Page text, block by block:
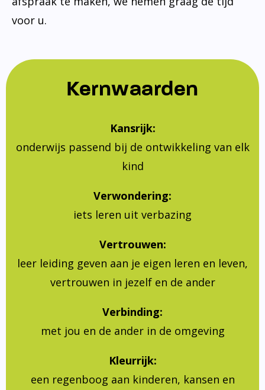
voor u.
Kernwaarden
Kansrijk:
onderwijs passend bij de ontwikkeling van elk
kind
Verwondering:
iets leren uit verbazing
Vertrouwen:
leer leiding geven aan je eigen leren en leven,
vertrouwen in jezelf en de ander
Verbinding:
met jou en de ander in de omgeving
Kleurrijk:
een regenboog aan kinderen, kansen en